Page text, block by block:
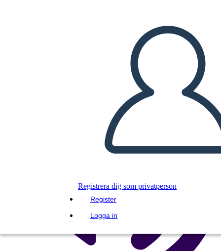
Registrera dig som privatperson
Register
Logga in
SKAPA EN STORYBOARD
SPELA UPP BILDSPEL
LÄS FÖR MIG